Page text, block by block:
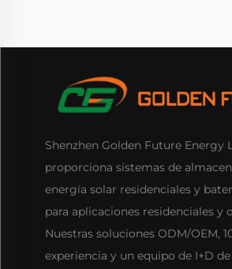
Shenzhen Golden Future Energy
proporciona sistemas de
energía solar residenciales y
para aplicaciones residenciales y
Nuestras soluciones ODM/OEM,
experiencia y un equipo de I+D